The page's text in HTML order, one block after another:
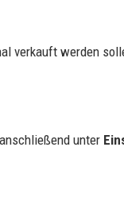
verkauft werden
unter